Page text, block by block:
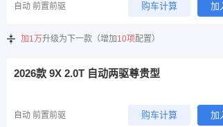
自动 前置前驱 购车计算 加
加1万升级为下一款（增加 10项配置）
2026款 9X 2.0T 自动两驱尊贵型
自动 前置前驱 购车计算 加